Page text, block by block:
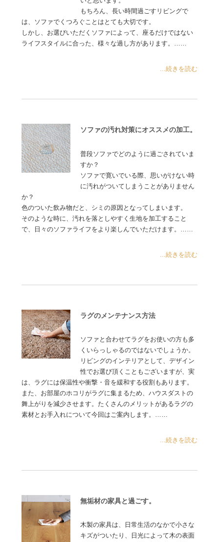
もちろん、長い時間過ごすリビングで
は、ソファでくつろぐことはとても大切です。
しかし、お選びいただくソファによって、座るだけではない
ライフスタイルに合った、様々な過し方があります。……
...続きを読む
ソファの汚れ対策にオススメの加工。
普段ソファでどのように過ごされていま
すか？
ソファで寛いでいる際、思いがけない時
に汚れがついてしまうことがありません
か？
色のついた飲み物だと、シミの原因となってしまいます。
そのような時に、汚れを落としやすく生地を加工すること
で、日々のソファライフをより楽しんでいただけます。……
...続きを読む
ラグのメンテナンス方法
ソファと合わせてラグをお使いの方も多
くいらっしゃるのではないでしょうか。
リビングのインテリアとして、デザイン
性でお選び頂くこともございますが、実
は、ラグには保温性や衝撃・音を緩和する役割もあります。
また、お部屋のホコリがラグに集まるため、ハウスダストの
舞上がりを減少させます。たくさんのメリットがあるラグの
素材とお手入れについて今回はご案内します。……
...続きを読む
無垢材の家具と過ごす。
木製の家具は、日常生活のなかで小さな
キズがついたり、日光によって木の表面